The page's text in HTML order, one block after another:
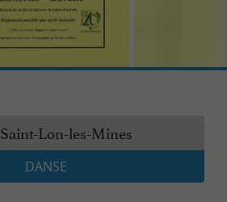
Saint-Lon-les-Mines
DANSE